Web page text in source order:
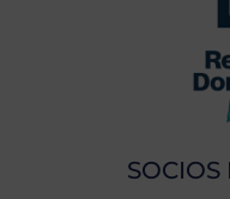
SOCIOS